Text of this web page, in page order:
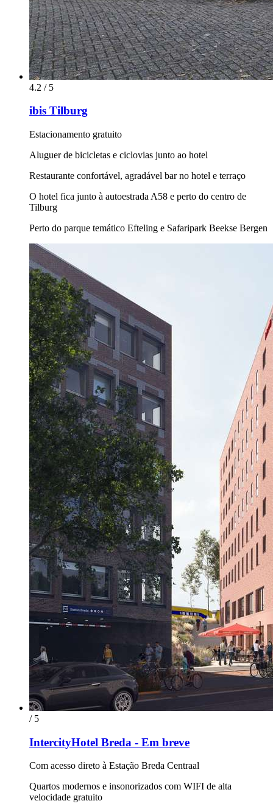
4.2 / 5
ibis Tilburg
Estacionamento gratuito
Aluguer de bicicletas e ciclovias junto ao hotel
Restaurante confortável, agradável bar no hotel e terraço
O hotel fica junto à autoestrada A58 e perto do centro de
Tilburg
Perto do parque temático Efteling e Safaripark Beekse Bergen
/ 5
IntercityHotel Breda - Em breve
Com acesso direto à Estação Breda Centraal
Quartos modernos e insonorizados com WIFI de alta
velocidade gratuito